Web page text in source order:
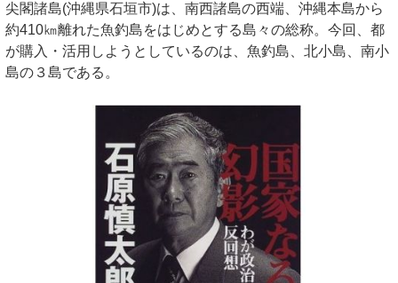
尖閣諸島(沖縄県石垣市)は、南西諸島の西端、沖縄本島から
約410㎞離れた魚釣島をはじめとする島々の総称。今回、都
が購入・活用しようとしているのは、魚釣島、北小島、南小
島の３島である。